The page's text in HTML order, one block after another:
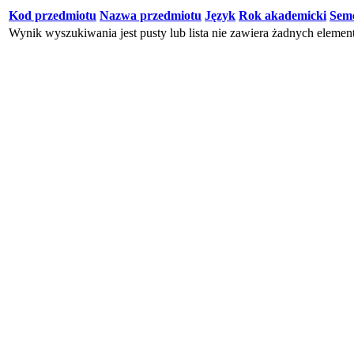
Kod przedmiotu Nazwa przedmiotu Język Rok akademicki
Wynik wyszukiwania jest pusty lub lista nie zawiera żadnych